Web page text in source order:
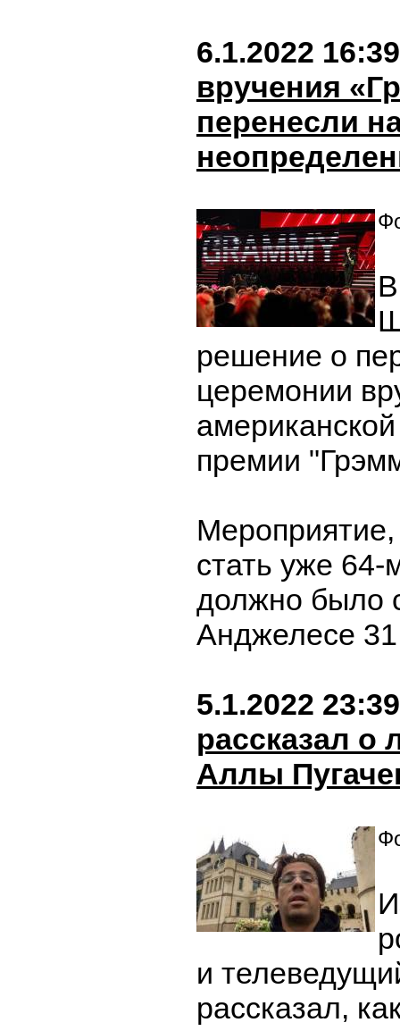
6.1.2022 16:39
вручения
перенесли
решение о
церемонии
премии
Мероприятие,
стать уже 64-
должно было
Анджелесе
5.1.2022 23:39
рассказал о
Аллы
и
рассказал,